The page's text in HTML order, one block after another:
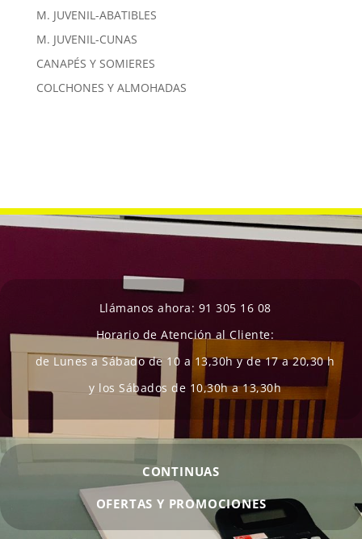
M. JUVENIL-ABATIBLES
M. JUVENIL-CUNAS
CANAPÉS Y SOMIERES
COLCHONES Y ALMOHADAS
Llámanos ahora: 91 305 16 08
Horario de Atención al Cliente:
de Lunes a Sábado de 10 a 13,30h y de 17 a 20,30 h
y los Sábados de 10,30h a 13,30h
CONTINUAS
OFERTAS Y PROMOCIONES